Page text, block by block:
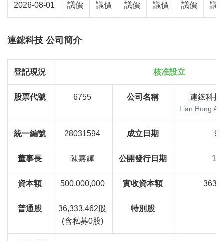
2026-08-01 議價 議價 議價 議價 議價 議
連鋐科技 公司簡介
登記現況 核准設立
股票代號 6755 公司名稱 連鋐科技
Lian Hong
統一編號 28031594 成立日期
董事長 陳嘉輝 公開發行日期
資本額 500,000,000 實收資本額
普通股
36,333,462股
(含私募0股)
特別股